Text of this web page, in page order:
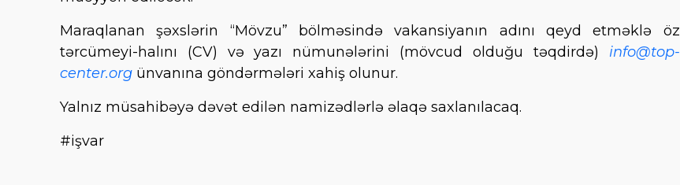
Maraqlanan şəxslərin “Mövzu” bölməsində vakansiyanın adını qeyd etməklə öz
tərcümeyi-halını (CV) və yazı nümunələrini (mövcud olduğu təqdirdə) info@top-
center.org ünvanına göndərmələri xahiş olunur.
Yalnız müsahibəyə dəvət edilən namizədlərlə əlaqə saxlanılacaq.
#işvar